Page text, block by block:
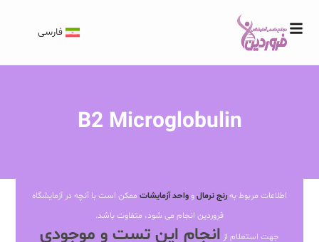
فارسی
B2 Microglobulin
اطلاعات مربوط بهرنج نرمالو واحد آزمایشات ممکن است با آنچه در آزمایشگاه
فروردین انجام می شود، متفاوت باشد.
جهت استعلام از انجام این تست و موجودی